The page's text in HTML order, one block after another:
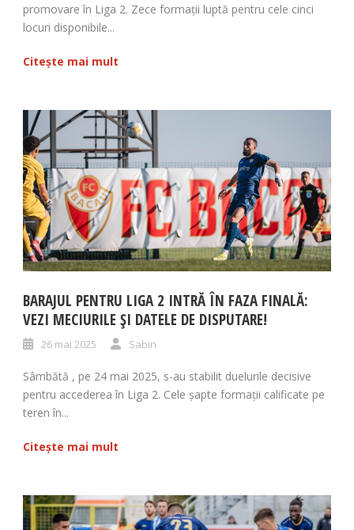
promovare în Liga 2. Zece formații luptă pentru cele cinci
locuri disponibile...
Citește mai mult
BARAJUL PENTRU LIGA 2 INTRĂ ÎN FAZA FINALĂ:
VEZI MECIURILE ȘI DATELE DE DISPUTARE!
26 mai 2025 Sabin
Sâmbătă , pe 24 mai 2025, s-au stabilit duelurile decisive
pentru accederea în Liga 2. Cele șapte formații calificate pe
teren în...
Citește mai mult